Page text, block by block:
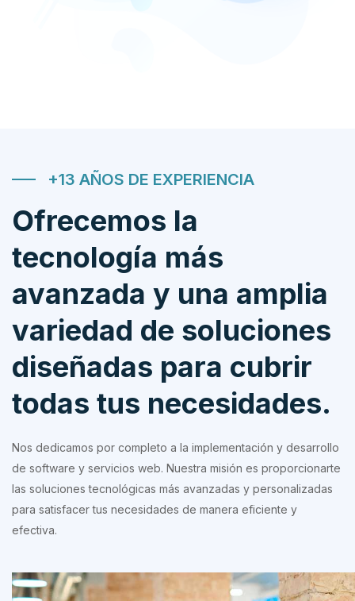
+13 AÑOS DE EXPERIENCIA
Ofrecemos la
tecnología más
avanzada y una amplia
variedad de soluciones
diseñadas para cubrir
todas tus necesidades.
Nos dedicamos por completo a la implementación y desarrollo
de software y servicios web. Nuestra misión es proporcionarte
las soluciones tecnológicas más avanzadas y personalizadas
para satisfacer tus necesidades de manera eficiente y
efectiva.